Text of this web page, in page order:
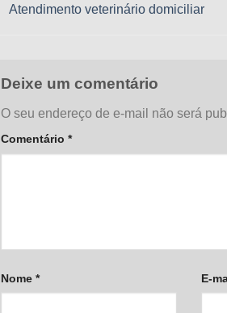
Atendimento veterinário domiciliar
Deixe um comentário
O seu endereço de e-mail não será
Comentário *
Nome * E-